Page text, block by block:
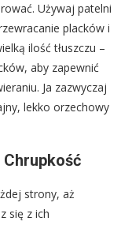
Używaj patelni
placków i
ilość tłuszczu –
aby zapewnić
Ja zazwyczaj
lekko orzechowy
strony, aż
się z ich